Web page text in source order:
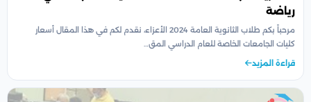
رياضة
مرحباً بكم طلاب الثانوية العامة 2024 الأعزاء، نقدم لكم في هذا المقال أسعار
كليات الجامعات الخاصة للعام الدراسي المق…
قراءة المزيد